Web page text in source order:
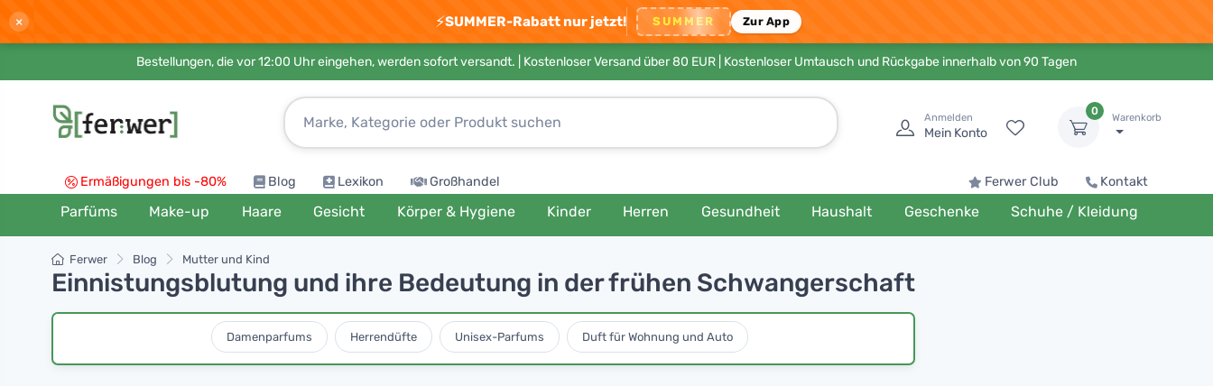
× ⚡SUMMER-Rabatt nur jetzt! SUMMER Zur App
Bestellungen, die vor 12:00 Uhr eingehen, werden sofort versandt. | Kostenloser Versand über 80 EUR | Kostenloser Umtausch und Rückgabe innerhalb von 90 Tagen
Anmelden
Mein Konto
0
Warenkorb
Ermäßigungen bis -80% Blog Lexikon Großhandel Ferwer Club Kontakt
Parfüms Make-up Haare Gesicht Körper & Hygiene Kinder Herren Gesundheit Haushalt Geschenke Schuhe / Kleidung
Ferwer Blog Mutter und Kind
Einnistungsblutung und ihre Bedeutung in der frühen Schwangerschaft
Damenparfums Herrendüfte Unisex-Parfums Duft für Wohnung und Auto